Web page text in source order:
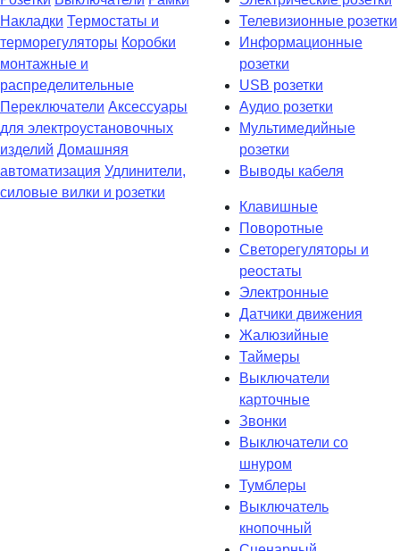
Накладки Термостаты и
терморегуляторы Коробки
монтажные и
распределительные
Переключатели Аксессуары
для электроустановочных
изделий Домашняя
автоматизация Удлинители,
силовые вилки и розетки
Телевизионные розетки
Информационные
розетки
USB розетки
Аудио розетки
Мультимедийные
розетки
Выводы кабеля
Клавишные
Поворотные
Светорегуляторы и
реостаты
Электронные
Датчики движения
Жалюзийные
Таймеры
Выключатели
карточные
Звонки
Выключатели со
шнуром
Тумблеры
Выключатель
кнопочный